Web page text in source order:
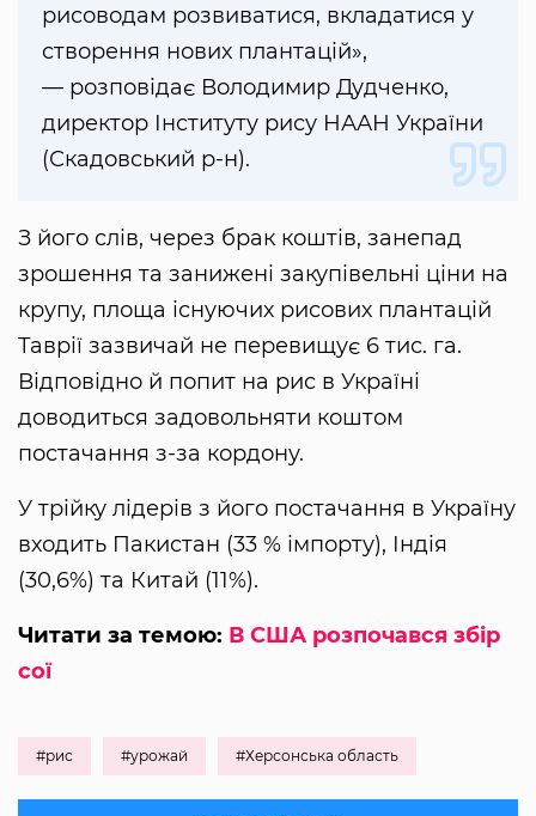
рисоводам розвиватися, вкладатися у
створення нових плантацій»,
— розповідає Володимир Дудченко,
директор Інституту рису НААН України
(Скадовський р-н).
З його слів, через брак коштів, занепад
зрошення та занижені закупівельні ціни на
крупу, площа існуючих рисових плантацій
Таврії зазвичай не перевищує 6 тис. га.
Відповідно й попит на рис в Україні
доводиться задовольняти коштом
постачання з-за кордону.
У трійку лідерів з його постачання в Україну
входить Пакистан (33 % імпорту), Індія
(30,6%) та Китай (11%).
Читати за темою: В США розпочався збір
сої
#рис #урожай #Херсонська область